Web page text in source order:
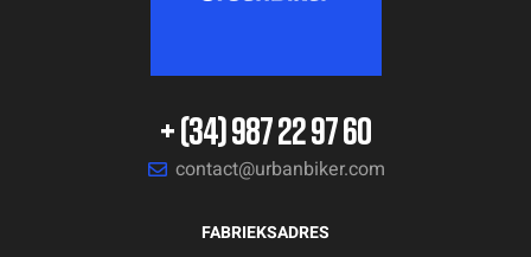
+ (34) 987 22 97 60
contact@urbanbiker.com
FABRIEKSADRES